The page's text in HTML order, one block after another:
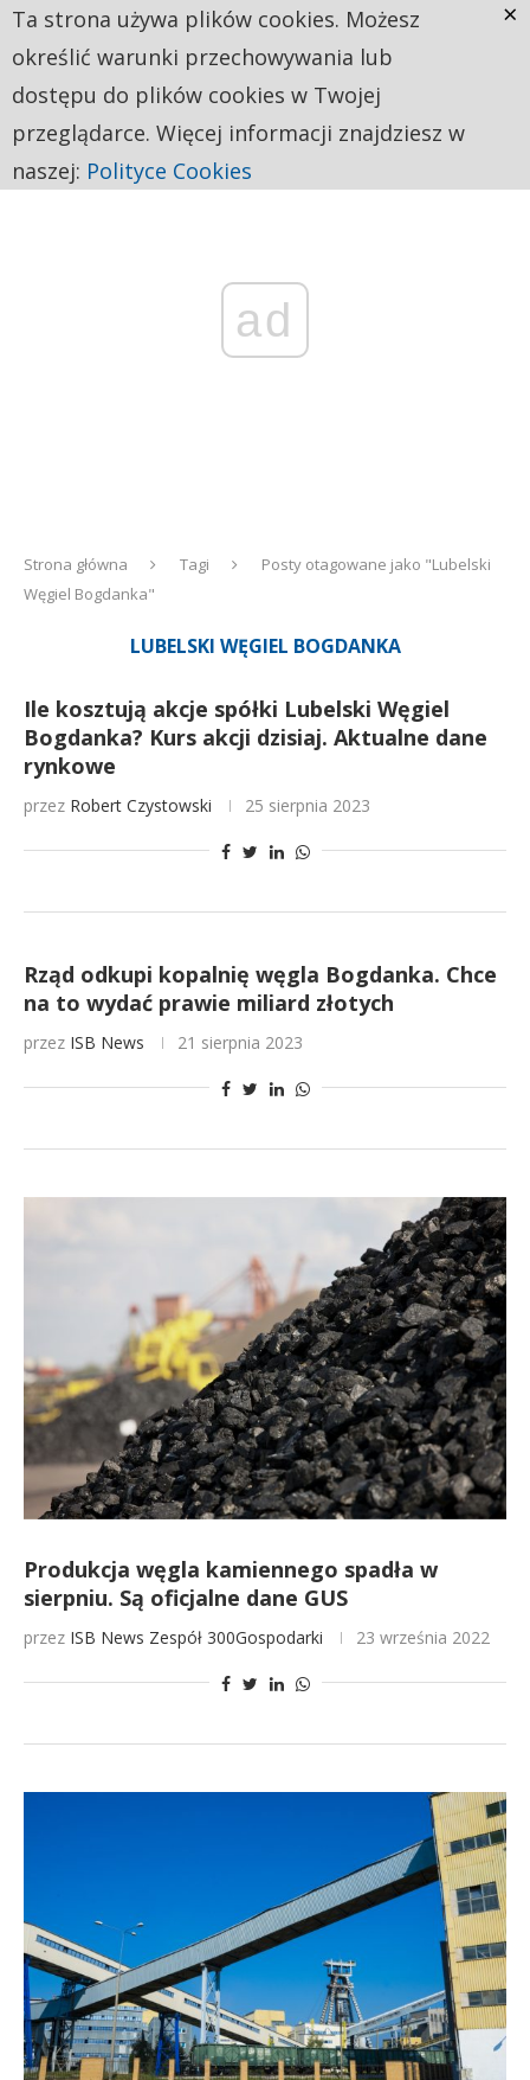
ad
Strona główna Tagi
Posty otagowane jako "Lubelski
Węgiel Bogdanka"
LUBELSKI WĘGIEL BOGDANKA
Ile kosztują akcje spółki Lubelski Węgiel
Bogdanka? Kurs akcji dzisiaj. Aktualne dane
rynkowe
przez Robert Czystowski 25 sierpnia 2023
Rząd odkupi kopalnię węgla Bogdanka. Chce
na to wydać prawie miliard złotych
przez ISB News 21 sierpnia 2023
Produkcja węgla kamiennego spadła w
sierpniu. Są oficjalne dane GUS
przez ISB News Zespół 300Gospodarki 23 września 2022
Ta strona używa plików cookies. Możesz
określić warunki przechowywania lub
dostępu do plików cookies w Twojej
przeglądarce. Więcej informacji znajdziesz w
naszej: Polityce Cookies
×